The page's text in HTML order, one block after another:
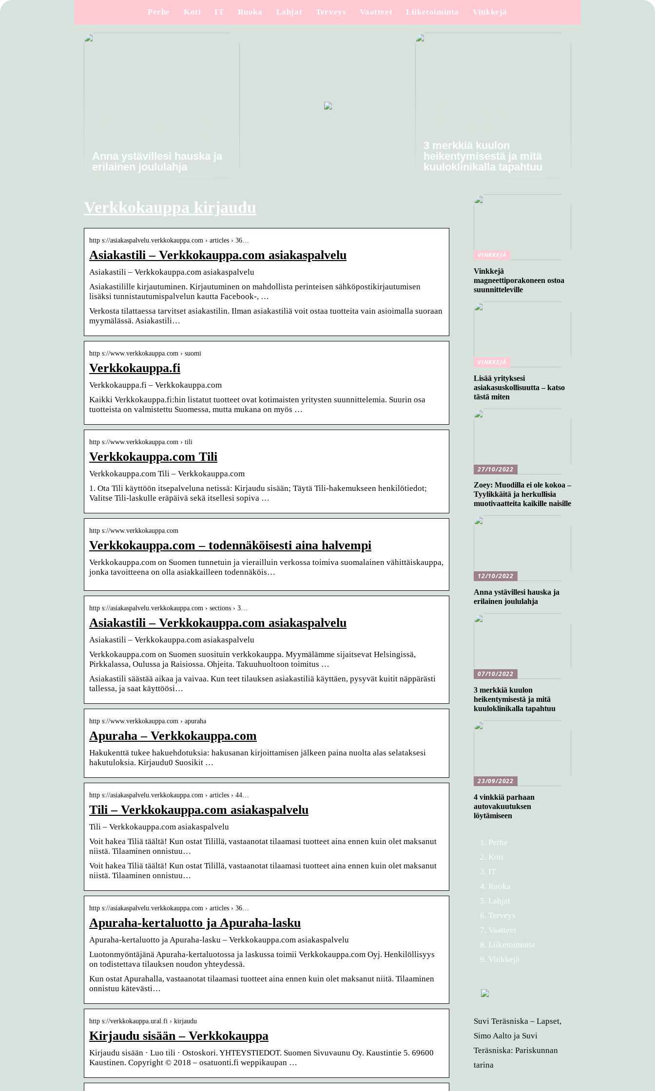
Perhe Koti IT Ruoka Lahjat Terveys Vaatteet Liiketoiminta Vinkkejä
Anna ystävillesi hauska ja
erilainen joululahja
3 merkkiä kuulon
heikentymisestä ja mitä
kuuloklinikalla tapahtuu
Verkkokauppa kirjaudu
http s://asiakaspalvelu.verkkokauppa.com › articles › 36…
Asiakastili – Verkkokauppa.com asiakaspalvelu
Asiakastili – Verkkokauppa.com asiakaspalvelu
Asiakastilille kirjautuminen. Kirjautuminen on mahdollista perinteisen sähköpostikirjautumisen
lisäksi tunnistautumispalvelun kautta Facebook-, …
Verkosta tilattaessa tarvitset asiakastilin. Ilman asiakastiliä voit ostaa tuotteita vain asioimalla suoraan
myymälässä. Asiakastili…
http s://www.verkkokauppa.com › suomi
Verkkokauppa.fi
Verkkokauppa.fi – Verkkokauppa.com
Kaikki Verkkokauppa.fi:hin listatut tuotteet ovat kotimaisten yritysten suunnittelemia. Suurin osa
tuotteista on valmistettu Suomessa, mutta mukana on myös …
http s://www.verkkokauppa.com › tili
Verkkokauppa.com Tili
Verkkokauppa.com Tili – Verkkokauppa.com
1. Ota Tili käyttöön itsepalveluna netissä: Kirjaudu sisään; Täytä Tili-hakemukseen henkilötiedot;
Valitse Tili-laskulle eräpäivä sekä itsellesi sopiva …
http s://www.verkkokauppa.com
Verkkokauppa.com – todennäköisesti aina halvempi
Verkkokauppa.com on Suomen tunnetuin ja vierailluin verkossa toimiva suomalainen vähittäiskauppa,
jonka tavoitteena on olla asiakkailleen todennäköis…
http s://asiakaspalvelu.verkkokauppa.com › sections › 3…
Asiakastili – Verkkokauppa.com asiakaspalvelu
Asiakastili – Verkkokauppa.com asiakaspalvelu
Verkkokauppa.com on Suomen suosituin verkkokauppa. Myymälämme sijaitsevat Helsingissä,
Pirkkalassa, Oulussa ja Raisiossa. Ohjeita. Takuuhuoltoon toimitus …
Asiakastili säästää aikaa ja vaivaa. Kun teet tilauksen asiakastiliä käyttäen, pysyvät kuitit näppärästi
tallessa, ja saat käyttöösi…
http s://www.verkkokauppa.com › apuraha
Apuraha – Verkkokauppa.com
Hakukenttä tukee hakuehdotuksia: hakusanan kirjoittamisen jälkeen paina nuolta alas selataksesi
hakutuloksia. Kirjaudu0 Suosikit …
http s://asiakaspalvelu.verkkokauppa.com › articles › 44…
Tili – Verkkokauppa.com asiakaspalvelu
Tili – Verkkokauppa.com asiakaspalvelu
Voit hakea Tiliä täältä! Kun ostat Tilillä, vastaanotat tilaamasi tuotteet aina ennen kuin olet maksanut
niistä. Tilaaminen onnistuu…
Voit hakea Tiliä täältä! Kun ostat Tilillä, vastaanotat tilaamasi tuotteet aina ennen kuin olet maksanut
niistä. Tilaaminen onnistuu…
http s://asiakaspalvelu.verkkokauppa.com › articles › 36…
Apuraha-kertaluotto ja Apuraha-lasku
Apuraha-kertaluotto ja Apuraha-lasku – Verkkokauppa.com asiakaspalvelu
Luotonmyöntäjänä Apuraha-kertaluotossa ja laskussa toimii Verkkokauppa.com Oyj. Henkilöllisyys
on todistettava tilauksen noudon yhteydessä.
Kun ostat Apurahalla, vastaanotat tilaamasi tuotteet aina ennen kuin olet maksanut niitä. Tilaaminen
onnistuu kätevästi…
http s://verkkokauppa.ural.fi › kirjaudu
Kirjaudu sisään – Verkkokauppa
Kirjaudu sisään · Luo tili · Ostoskori. YHTEYSTIEDOT. Suomen Sivuvaunu Oy. Kaustintie 5. 69600
Kaustinen. Copyright © 2018 – osatuonti.fi weppikaupan …
VINKKEJÄ
Vinkkejä
magneettiporakoneen ostoa
suunnitteleville
VINKKEJÄ
Lisää yrityksesi
asiakasuskollisuutta – katso
tästä miten
27/10/2022
Zoey: Muodilla ei ole kokoa –
Tyylikkäitä ja herkullisia
muotivaatteita kaikille naisille
12/10/2022
Anna ystävillesi hauska ja
erilainen joululahja
07/10/2022
3 merkkiä kuulon
heikentymisestä ja mitä
kuuloklinikalla tapahtuu
23/09/2022
4 vinkkiä parhaan
autovakuutuksen
löytämiseen
Perhe
Koti
IT
Ruoka
Lahjat
Terveys
Vaatteet
Liiketoiminta
Vinkkejä
Suvi Teräsniska – Lapset,
Simo Aalto ja Suvi
Teräsniska: Pariskunnan
tarina